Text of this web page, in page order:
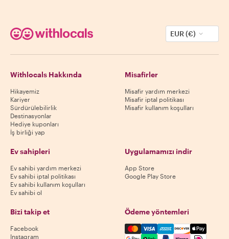
EUR (€)
Withlocals Hakkında
Hikayemiz
Kariyer
Sürdürülebilirlik
Destinasyonlar
Hediye kuponları
İş birliği yap
Misafirler
Misafir yardım merkezi
Misafir iptal politikası
Misafir kullanım koşulları
Ev sahipleri
Ev sahibi yardım merkezi
Ev sahibi iptal politikası
Ev sahibi kullanım koşulları
Ev sahibi ol
Uygulamamızı indir
App Store
Google Play Store
Bizi takip et
Facebook
Instagram
Ödeme yöntemleri
Mastercard, Visa, Amex,